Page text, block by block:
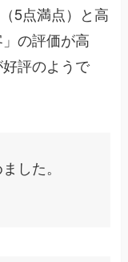
5点満点）と高
の評価が高
評のようで
した。